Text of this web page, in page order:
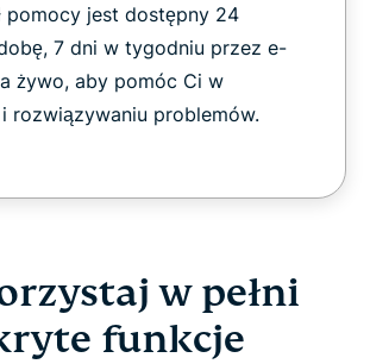
pomocy jest dostępny 24
7 dni w tygodniu przez e-
żywo, aby pomóc Ci w
rozwiązywaniu problemów.
w pełni
funkcje